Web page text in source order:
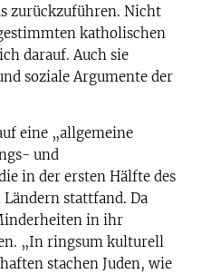
zurückzuführen. Nicht
katholischen
darauf. Auch sie
soziale Argumente der
eine „allgemeine
und
in der ersten Hälfte des
stattfand. Da
in ihr
„In ringsum kulturell
stachen Juden, wie